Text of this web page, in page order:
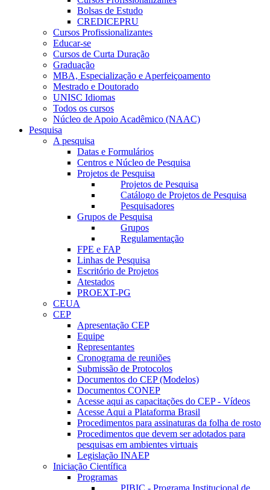
Bolsas de Estudo
CREDICEPRU
Cursos Profissionalizantes
Educar-se
Cursos de Curta Duração
Graduação
MBA, Especialização e Aperfeiçoamento
Mestrado e Doutorado
UNISC Idiomas
Todos os cursos
Núcleo de Apoio Acadêmico (NAAC)
Pesquisa
A pesquisa
Datas e Formulários
Centros e Núcleo de Pesquisa
Projetos de Pesquisa
Projetos de Pesquisa
Catálogo de Projetos de Pesquisa
Pesquisadores
Grupos de Pesquisa
Grupos
Regulamentação
FPE e FAP
Linhas de Pesquisa
Escritório de Projetos
Atestados
PROEXT-PG
CEUA
CEP
Apresentação CEP
Equipe
Representantes
Cronograma de reuniões
Submissão de Protocolos
Documentos do CEP (Modelos)
Documentos CONEP
Acesse aqui as capacitações do CEP - Vídeos
Acesse Aqui a Plataforma Brasil
Procedimentos para assinaturas da folha de rosto
Procedimentos que devem ser adotados para
pesquisas em ambientes virtuais
Legislação INAEP
Iniciação Científica
Programas